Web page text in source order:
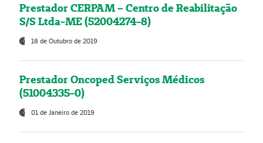
Prestador CERPAM – Centro de Reabilitação
S/S Ltda-ME (52004274-8)
18 de Outubro de 2019
Prestador Oncoped Serviços Médicos
(51004335-0)
01 de Janeiro de 2019